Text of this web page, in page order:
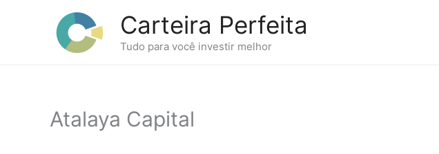
Carteira Perfeita
Tudo para você investir melhor
Atalaya Capital